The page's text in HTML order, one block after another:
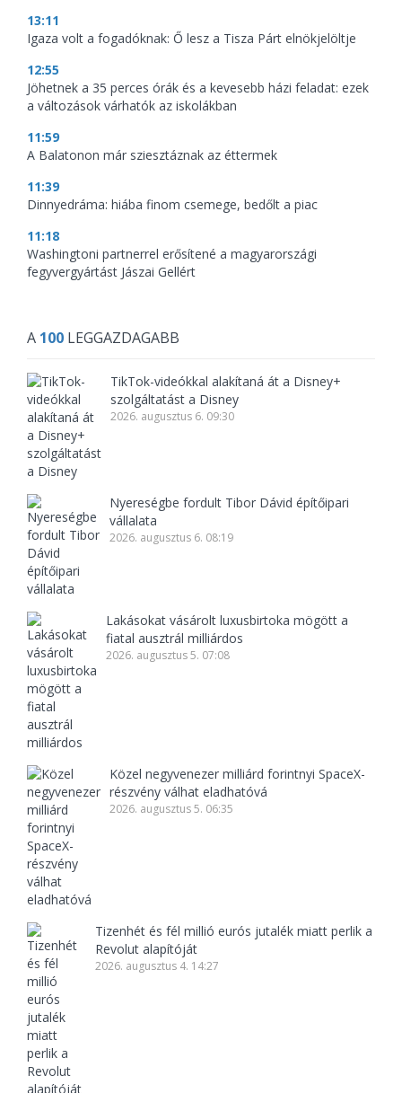
13:11
Igaza volt a fogadóknak: Ő lesz a Tisza Párt elnökjelöltje
12:55
Jöhetnek a 35 perces órák és a kevesebb házi feladat: ezek
a változások várhatók az iskolákban
11:59
A Balatonon már sziesztáznak az éttermek
11:39
Dinnyedráma: hiába finom csemege, bedőlt a piac
11:18
Washingtoni partnerrel erősítené a magyarországi
fegyvergyártást Jászai Gellért
A 100 LEGGAZDAGABB
TikTok-videókkal alakítaná át a Disney+
szolgáltatást a Disney
2026. augusztus 6. 09:30
Nyereségbe fordult Tibor Dávid építőipari
vállalata
2026. augusztus 6. 08:19
Lakásokat vásárolt luxusbirtoka mögött a
fiatal ausztrál milliárdos
2026. augusztus 5. 07:08
Közel negyvenezer milliárd forintnyi SpaceX-
részvény válhat eladhatóvá
2026. augusztus 5. 06:35
Tizenhét és fél millió eurós jutalék miatt perlik a
Revolut alapítóját
2026. augusztus 4. 14:27